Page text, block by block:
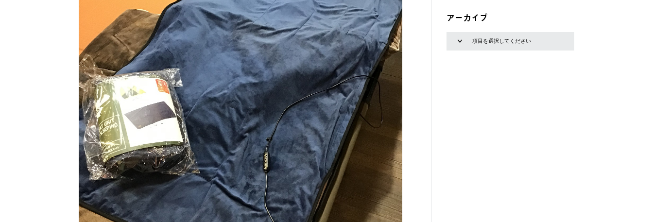
アーカイブ